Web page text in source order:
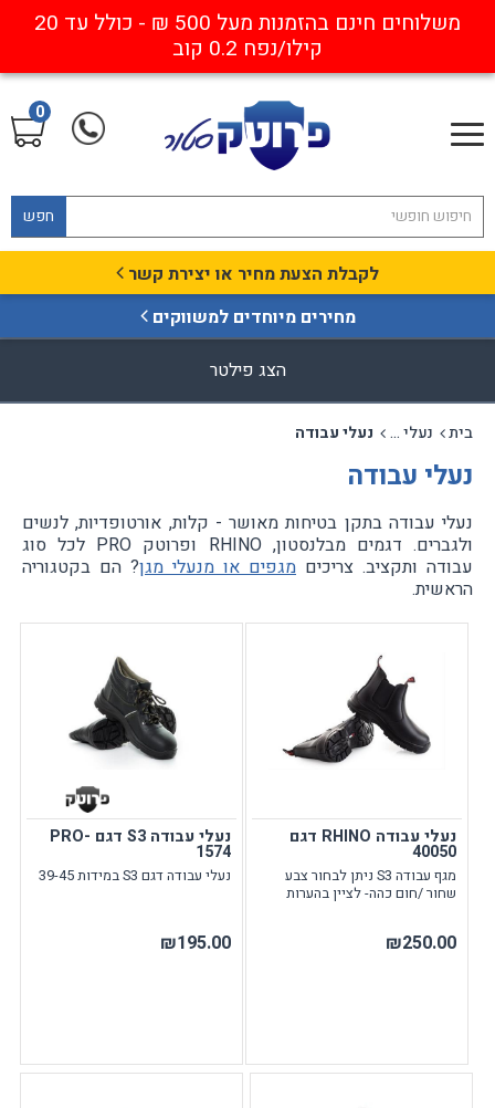
משלוחים חינם בהזמנות מעל 500 ₪ - כולל עד 20
קילו/נפח 0.2 קוב
חפש
0
לקבלת הצעת מחיר או יצירת קשר
מחירים מיוחדים למשווקים
הצג פילטר
בית נעלי בטיחות לתעשייה ובנייה נעלי עבודה
נעלי עבודה
נעלי עבודה בתקן בטיחות מאושר - קלות, אורטופדיות, לנשים
ולגברים. דגמים מבלנסטון, RHINO ופרוטק PRO לכל סוג
עבודה ותקציב. צריכים מגפים או מנעלי מגן? הם בקטגוריה
הראשית.
נעלי עבודה RHINO דגם
40050
מגף עבודה S3 ניתן לבחור צבע
שחור /חום כהה- לציין בהערות
₪250.00
נעלי עבודה S3 דגם PRO-
1574
נעלי עבודה דגם S3 במידות 39-45
₪195.00